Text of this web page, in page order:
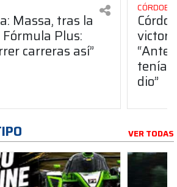
Massa, tras la
Plus:
carreras así”
dio”
VER TODAS